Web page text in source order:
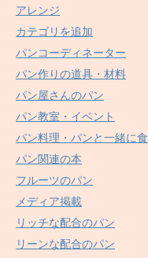
アレンジ
カテゴリを追加
パンコーディネーター
パン作りの道具・材料
パン屋さんのパン
パン教室・イベント
パン料理・パンと一緒に
パン関連の本
フルーツのパン
メディア掲載
リッチな配合のパン
リーンな配合のパン